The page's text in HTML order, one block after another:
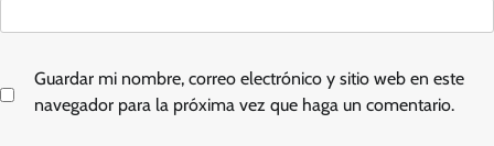
Guardar mi nombre, correo electrónico y sitio web en este
navegador para la próxima vez que haga un comentario.